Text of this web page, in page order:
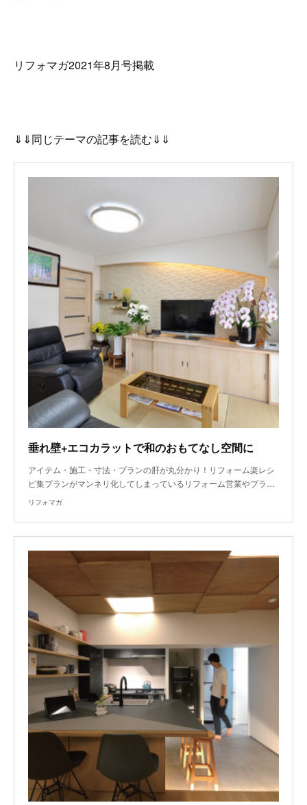
リフォマガ2021年8月号掲載
⇓⇓同じテーマの記事を読む⇓⇓
垂れ壁+エコカラットで和のおもてなし空間に
アイテム・施工・寸法・プランの肝が丸分かり！リフォーム楽レシ
ピ集プランがマンネリ化してしまっているリフォーム営業やプラ…
リフォマガ